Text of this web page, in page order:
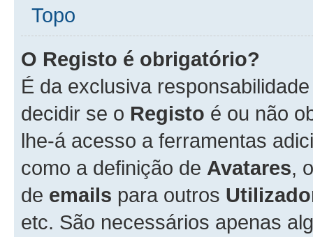
Topo
O Registo é obrigatório?
É da exclusiva
decidir se o Registo é ou não
lhe-á acesso a ferramentas
como a definição de Avatares,
de emails para outros
etc. São necessários apenas